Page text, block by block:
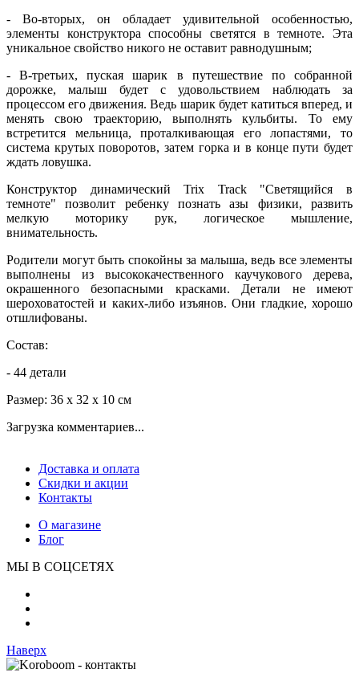
- Во-вторых, он обладает удивительной особенностью,
элементы конструктора способны светятся в темноте. Эта
уникальное свойство никого не оставит равнодушным;
- В-третьих, пуская шарик в путешествие по собранной
дорожке, малыш будет с удовольствием наблюдать за
процессом его движения. Ведь шарик будет катиться вперед, и
менять свою траекторию, выполнять кульбиты. То ему
встретится мельница, проталкивающая его лопастями, то
система крутых поворотов, затем горка и в конце пути будет
ждать ловушка.
Конструктор динамический Trix Track "Светящийся в
темноте" позволит ребенку познать азы физики, развить
мелкую моторику рук, логическое мышление,
внимательность.
Родители могут быть спокойны за малыша, ведь все элементы
выполнены из высококачественного каучукового дерева,
окрашенного безопасными красками. Детали не имеют
шероховатостей и каких-либо изъянов. Они гладкие, хорошо
отшлифованы.
Состав:
- 44 детали
Размер: 36 х 32 х 10 см
Загрузка комментариев...
Доставка и оплата
Скидки и акции
Контакты
О магазине
Блог
МЫ В СОЦСЕТЯХ
Наверх